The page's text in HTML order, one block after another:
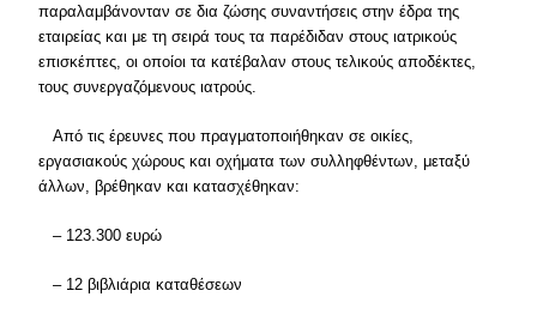
παραλαμβάνονταν σε δια ζώσης συναντήσεις στην έδρα της
εταιρείας και με τη σειρά τους τα παρέδιδαν στους ιατρικούς
επισκέπτες, οι οποίοι τα κατέβαλαν στους τελικούς αποδέκτες,
τους συνεργαζόμενους ιατρούς.
Από τις έρευνες που πραγματοποιήθηκαν σε οικίες,
εργασιακούς χώρους και οχήματα των συλληφθέντων, μεταξύ
άλλων, βρέθηκαν και κατασχέθηκαν:
– 123.300 ευρώ
– 12 βιβλιάρια καταθέσεων